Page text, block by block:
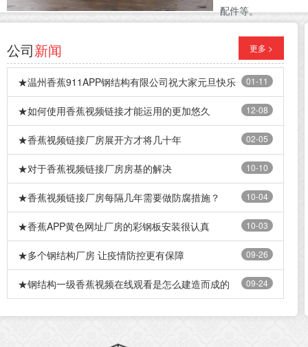
配件等。
公司新闻 更多 >
01-11
★温州香蕉911APP钢结构有限公司祝大家元旦快乐
12-08
★如何使用香蕉视频链接才能运用的更加悠久
02-05
★香蕉视频链接厂房展开方才将几十年
10-10
★对于香蕉视频链接厂房房基的解决
10-04
★香蕉视频链接厂房每隔几年需要做防腐措施？
10-03
★香蕉APP黄色网址厂房的彩钢板安装很认真
09-26
★多个钢结构厂房 让疫情防控更有保障
09-24
★钢结构一级香蕉视频在线观看是怎么建造而成的